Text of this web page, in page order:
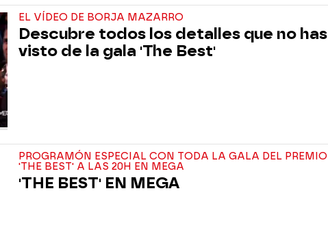
EL VÍDEO DE BORJA MAZARRO
Descubre todos los detalles que no has
visto de la gala 'The Best'
PROGRAMÓN ESPECIAL CON TODA LA GALA DEL PREMIO
'THE BEST' A LAS 20H EN MEGA
'THE BEST' EN MEGA